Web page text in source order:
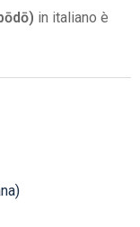
in italiano è